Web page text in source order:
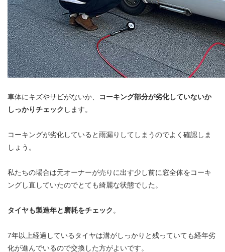
車体にキズやサビがないか、 コーキング部分が劣化していないか
しっかりチェック します。
コーキングが劣化していると雨漏りしてしまうのでよく確認しま
しょう。
私たちの場合は元オーナーが売りに出す少し前に窓全体をコーキ
ングし直していたのでとても綺麗な状態でした。
タイヤも製造年と磨耗をチェック。
7年以上経過しているタイヤは溝がしっかりと残っていても経年劣
化が進んでいるので交換した方がよいです。